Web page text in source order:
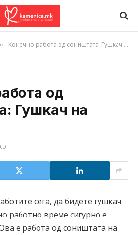
» Конечно работа од соништата: Гушкач на мачки
од
Гушкач на
сега, да бидете гушкач
работно време сигурно е
е работа од соништата на